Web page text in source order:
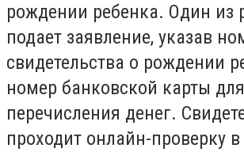
рождении ребенка. Один из
подает заявление, указав
свидетельства о рождении
номер банковской карты для
перечисления денег.
проходит онлайн-проверку в